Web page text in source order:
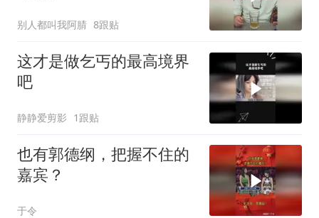
别人都叫我阿腈 8跟贴
这才是做乞丐的最高境界
吧
静静爱剪影 1跟贴
也有郭德纲，把握不住的
嘉宾？
于令